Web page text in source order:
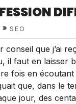
SEO
conseil que j’ai
il faut en laisser
fois en
que, dans le
jour, des